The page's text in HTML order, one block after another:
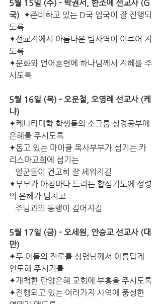
5월 15일 (수) - 박권서, 한조에 선교사 (G
국) ✦준비하고 있는 D국 입국이 잘 진행되
도록
✦선교지에서 아름다운 팀사역이 이루어 지
도록
✦문화와 언어훈련에 하나님께서 지혜를 주
시도록
5월 16일 (목) - 오운철, 오영례 선교사 (케
냐)
✦케냐타대학 학생들의 소그룹 성경공부에
은혜를 주시도록
✦돕고 있는 마이클 목사부부가 섬기는 카
리스마교회에 섬기는
일꾼들이 견고히 잘 세워지길
✦부부가 아침마다 드리는 합심기도에 성령
의 은혜가 넘치고
주님과의 동행이 깊어지길
5월 17일 (금) - 오세원, 안승교 선교사 (대
만)
✦두 아들의 진로를 성령님께서 아름답게
인도해 주시기를
✦개척한 란양은혜 교회에 부흥을 주시도록
✦진행되고 있는 여러가지 사역에 풍성한